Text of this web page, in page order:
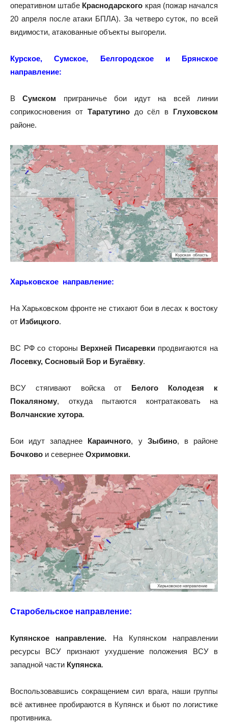
оперативном штабе Краснодарского края (пожар начался
20 апреля после атаки БПЛА). За четверо суток, по всей
видимости, атакованные объекты выгорели.
Курское, Сумское, Белгородское и Брянское
направление:
ВСумском приграничьебои идут на всей линии
соприкосновения от Таратутинодо сёл в Глуховском
районе.
Харьковское направление:
На Харьковском фронтене стихают бои в лесах к востоку
от Избицкого.
ВС РФ со стороны Верхней Писаревкипродвигаются на
Лосевку, Сосновый Бор и Бугаёвку.
ВСУ стягивают войска от Белого Колодезя к
Покаляному, откуда пытаются контратаковать на
Волчанские хутора.
Бои идут западнее Караичного, у Зыбино, в районе
Бочково и севернее Охримовки.
Старобельское направление:
Купянское направление. На Купянском направлении
ресурсы ВСУ признают ухудшение положения ВСУ в
западной части Купянска.
Воспользовавшись сокращением сил врага, наши группы
всё активнее пробираются в Купянск и бьют по логистике
противника.